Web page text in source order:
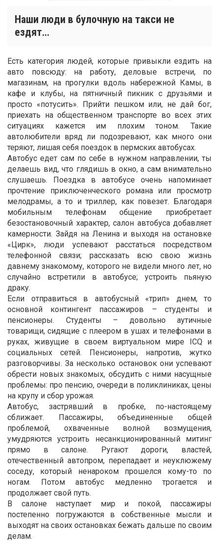
Наши люди в булочную на такси не
ездят…
Есть категория людей, которые привыкли ездить на
авто повсюду: на работу, деловые встречи, по
магазинам, на прогулки вдоль набережной Камы, в
кафе и клубы, на пятничный пикник с друзьями и
просто «потусить». Прийти пешком или, не дай бог,
приехать на общественном транспорте во всех этих
ситуациях кажется им плохим тоном. Такие
автолюбители вряд ли подозревают, как много они
теряют, лишая себя поездок в пермских автобусах.
Автобус едет сам по себе в нужном направлении, ты
делаешь вид, что глядишь в окно, а сам внимательно
слушаешь. Поездка в автобусе очень напоминает
прочтение приключенческого романа или просмотр
мелодрамы, а то и триллер, как повезет. Благодаря
мобильным телефонам общение приобретает
безостановочный характер, салон автобуса добавляет
камерности. Зайдя на Ленина и выходя на остановке
«Цирк», люди успевают расстаться посредством
телефонной связи; рассказать всю свою жизнь
давнему знакомому, которого не видели много лет, но
случайно встретили в автобусе; устроить пьяную
драку.
Если отправиться в автобусный «трип» днем, то
основной контингент пассажиров – студенты и
пенсионеры. Студенты – довольно аутичные
товарищи, сидящие с плеером в ушах и телефонами в
руках, живущие в своем виртуальном мире ICQ и
социальных сетей. Пенсионеры, напротив, жутко
разговорчивы. За несколько остановок они успевают
обрести новых знакомых, обсудить с ними насущные
проблемы: про пенсию, очереди в поликлиниках, цены
на крупу и сбор урожая.
Автобус, застрявший в пробке, по-настоящему
сближает. Пассажиры, объединенные общей
проблемой, охваченные волной возмущения,
умудряются устроить несанкционированный митинг
прямо в салоне. Ругают дороги, властей,
отечественный автопром, перепадает и неуклюжему
соседу, который ненароком прошелся кому-то по
ногам. Потом автобус медленно трогается и
продолжает свой путь.
В салоне наступает мир и покой, пассажиры
постепенно погружаются в собственные мысли и
выходят на своих остановках бежать дальше по своим
делам.